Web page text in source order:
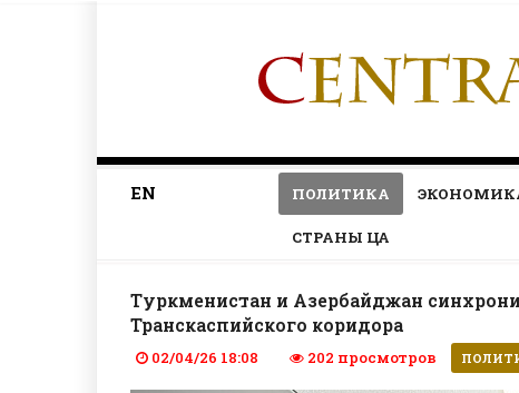
EN ПОЛИТИКА
СТРАНЫ ЦА
Туркменистан и Азербайджан
Транскаспийского коридора
02/04/26 18:08 202 просмотров